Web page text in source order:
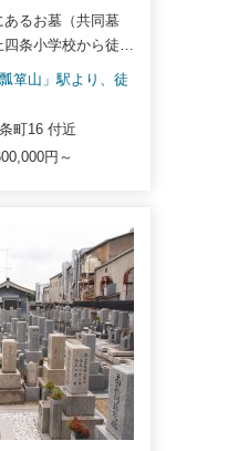
るお墓（共同墓
四条小学校から徒…
箪山」駅より、徒
町16 付近
円～